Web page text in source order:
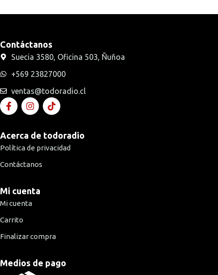
Contáctanos
Suecia 3580, Oficina 503, Ñuñoa
+569 23827000
ventas@todoradio.cl
Acerca de todoradio
Política de privacidad
Contáctanos
Mi cuenta
Mi cuenta
Carrito
Finalizar compra
Medios de pago